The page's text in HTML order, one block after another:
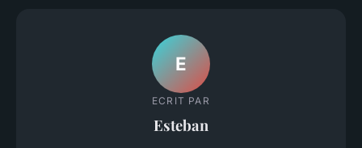
E
ECRIT PAR
Esteban